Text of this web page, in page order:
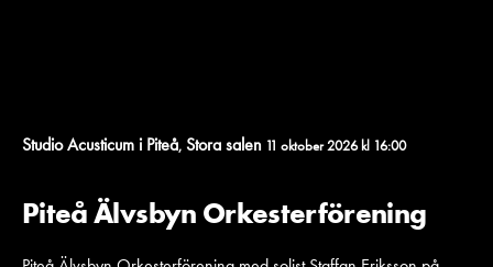
Studio Acusticum i Piteå, Stora salen 11 oktober 2026 kl 16:00
Piteå Älvsbyn Orkesterförening